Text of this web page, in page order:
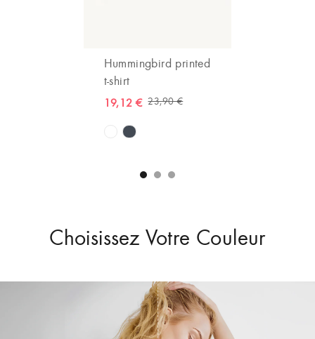
Hummingbird printed
t-shirt
19,12 € 23,90 €
Choisissez Votre Couleur